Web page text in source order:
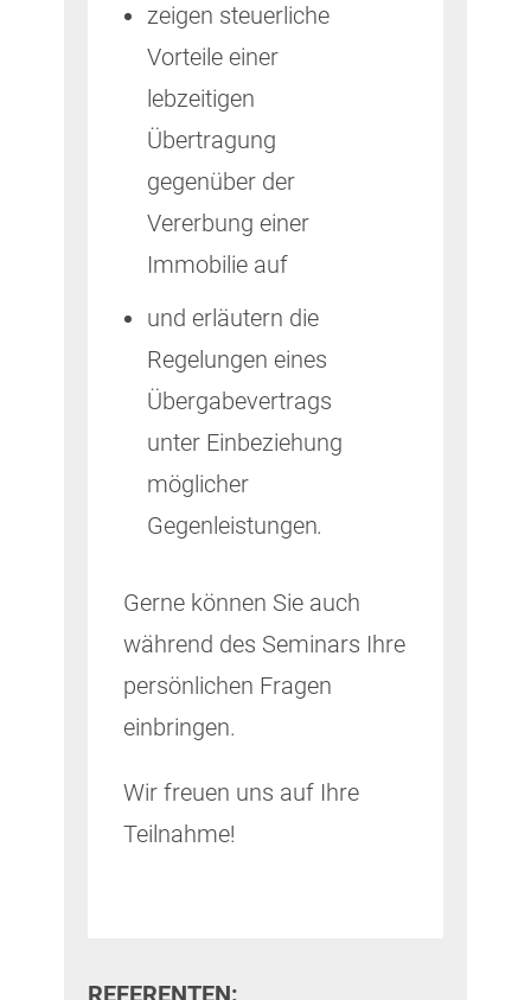
zeigen steuerliche
Vorteile einer
lebzeitigen
Übertragung
gegenüber der
Vererbung einer
Immobilie auf
und erläutern die
Regelungen eines
Übergabevertrags
unter Einbeziehung
möglicher
Gegenleistungen.
Gerne können Sie auch
während des Seminars Ihre
persönlichen Fragen
einbringen.
Wir freuen uns auf Ihre
Teilnahme!
REFERENTEN: